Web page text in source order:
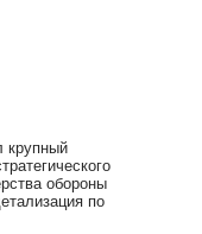
крупный
обороны
по